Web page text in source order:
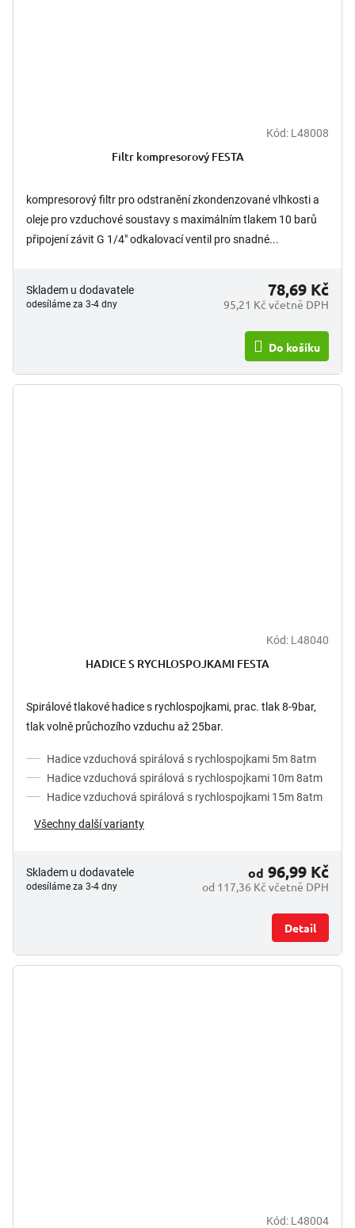
5,0
5
hvězdiček.
Kód: L48008
Filtr kompresorový FESTA
kompresorový filtr pro odstranění zkondenzované vlhkosti a
oleje pro vzduchové soustavy s maximálním tlakem 10 barů
připojení závit G 1/4" odkalovací ventil pro snadné...
Skladem u dodavatele
odesíláme za 3-4 dny 95,21 Kč včetně DPH
78,69 Kč
Do košíku
Kód: L48040
HADICE S RYCHLOSPOJKAMI FESTA
Spirálové tlakové hadice s rychlospojkami, prac. tlak 8-9bar,
tlak volně průchozího vzduchu až 25bar.
Hadice vzduchová spirálová s rychlospojkami 5m 8atm
Hadice vzduchová spirálová s rychlospojkami 10m 8atm
Hadice vzduchová spirálová s rychlospojkami 15m 8atm
Všechny další varianty
Skladem u dodavatele
odesíláme za 3-4 dny od 117,36 Kč včetně DPH
od 96,99 Kč
Detail
Kód: L48004